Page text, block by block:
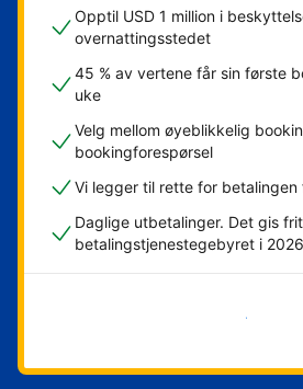
Opptil USD 1 million i
overnattingsstedet
45 % av vertene får sin første
uke
Velg mellom øyeblikkelig
bookingforespørsel
Vi legger til rette for betalingen
Daglige utbetalinger. Det gis
betalingstjenestegebyret i 2026
Kom i gang nå